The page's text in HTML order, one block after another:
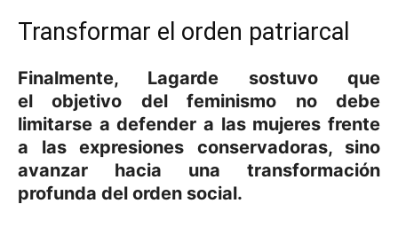
Transformar el orden patriarcal
Finalmente, Lagarde sostuvo que
el objetivo del feminismo no debe
limitarse a defender a las mujeres frente
a las expresiones conservadoras, sino
avanzar hacia una transformación
profunda del orden social.